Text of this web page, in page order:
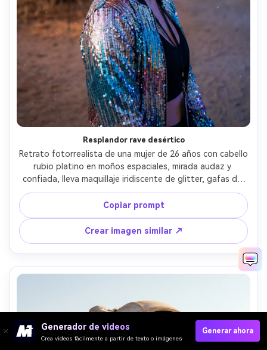
Resplandor rave desértico
Retrato fotorrealista de una mujer de 26 años con cabello
rubio platino en moños espaciales, mirada audaz y
confiada, lleva maquillaje iridiscente de glitter, gafas de
sol reflectantes y chaqueta metálica de festival, desierto
al atardecer con luces distantes y polvo en el aire, luz
mixta: crepúsculo frío y luces cálidas, Sony A7R V, 35mm
f/1.8, encuadre de tres cuartos, ambiente vibrante y
enérgico, detalle realista de piel y glitter, enfoque nítido,
alta resolución --ar 4:5
Copiar prompt
Crear imagen similar ↗
Generador de videos
Crea videos fácilmente a partir de texto o imágenes
Generar ahora